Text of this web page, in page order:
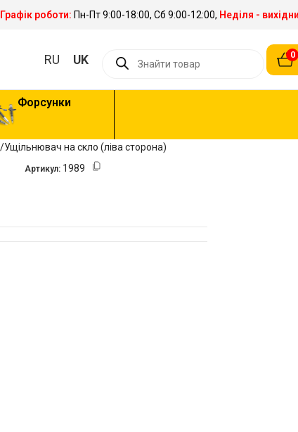
Графік роботи: Пн-Пт 9:00-18:00, Сб 9:00-12:00, Неділя -
RU UK 0
Форсунки
Ущільнювач на скло (ліва сторона)
Артикул: 1989